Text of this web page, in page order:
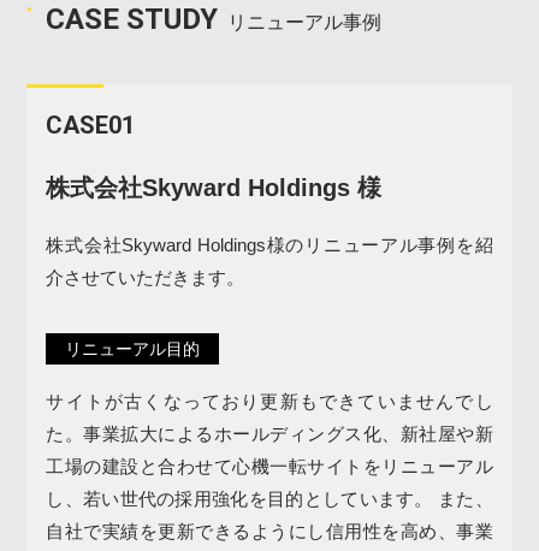
CASE STUDY リニューアル事例
CASE01
株式会社Skyward Holdings 様
株式会社Skyward Holdings様のリニューアル事例を紹
介させていただきます。
リニューアル目的
サイトが古くなっており更新もできていませんでし
た。事業拡大によるホールディングス化、新社屋や新
工場の建設と合わせて心機一転サイトをリニューアル
し、若い世代の採用強化を目的としています。 また、
自社で実績を更新できるようにし信用性を高め、事業